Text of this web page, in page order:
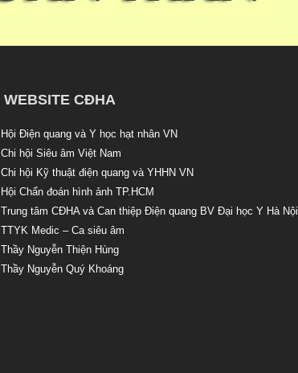
WEBSITE CĐHA
Hội Điện quang và Y học hạt nhân VN
Chi hội Siêu âm Việt Nam
Chi hội Kỹ thuật điện quang và YHHN VN
Hội Chẩn đoán hình ảnh TP.HCM
Trung tâm CĐHA và Can thiệp Điện quang BV Đại học Y Hà Nội
TTYK Medic – Ca siêu âm
Thầy Nguyễn Thiện Hùng
Thầy Nguyễn Quý Khoáng